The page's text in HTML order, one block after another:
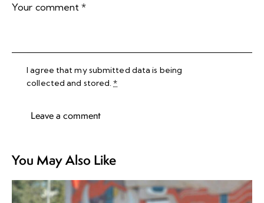
I agree that my submitted data is being
collected and stored .*
You May Also Like